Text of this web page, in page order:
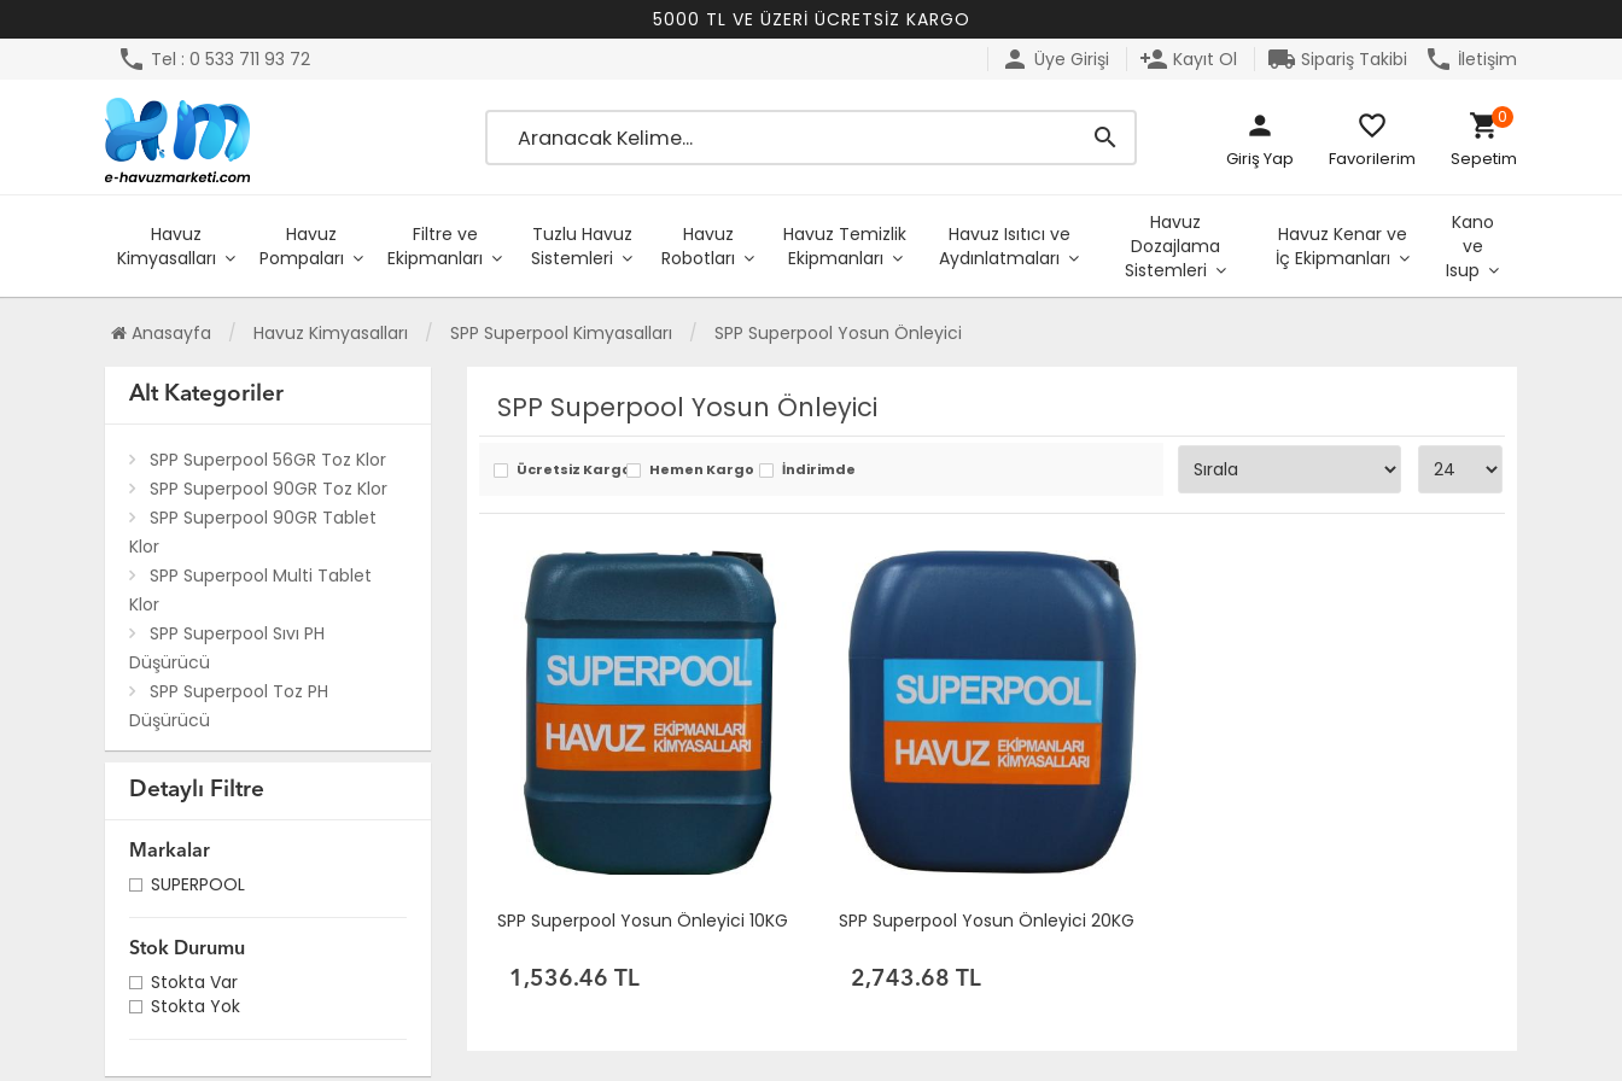
5000 TL VE ÜZERİ ÜCRETSİZ KARGO
phone Tel : 0 533 711 93 72 person Üye Girişi person_add Kayıt Ol local_shipping Sipariş Takibi phone İletişim
search person
Giriş Yap
favorite_border
Favorilerim
shopping_cart
Sepetim
0
Havuz
Kimyasalları
Havuz
Pompaları
Filtre ve
Ekipmanları
Tuzlu Havuz
Sistemleri
Havuz
Robotları
Havuz Temizlik
Ekipmanları
Havuz Isıtıcı ve
Aydınlatmaları
Havuz
Dozajlama
Sistemleri
Havuz Kenar ve
İç Ekipmanları
Kano
ve
Isup
Anasayfa Havuz Kimyasalları SPP Superpool Kimyasalları SPP Superpool Yosun Önleyici
Alt Kategoriler
SPP Superpool 56GR Toz Klor
SPP Superpool 90GR Toz Klor
SPP Superpool 90GR Tablet
Klor
SPP Superpool Multi Tablet
Klor
SPP Superpool Sıvı PH
Düşürücü
SPP Superpool Toz PH
Düşürücü
SPP Superpool Toz PH
Yükseltici
SPP Superpool Sıvı Klor
SPP Superpool Yosun Önleyici
SPP Superpool Çöktürücü
Kimyasalı
SPP Superpool Demir-Sertlik
Giderici
Detaylı Filtre
Markalar
SUPERPOOL
Stok Durumu
Stokta Var
Stokta Yok
SPP Superpool Yosun Önleyici
Ücretsiz Kargo Hemen Kargo İndirimde
SPP Superpool Yosun Önleyici 10KG
1,536.46 TL
SPP Superpool Yosun Önleyici 20KG
2,743.68 TL